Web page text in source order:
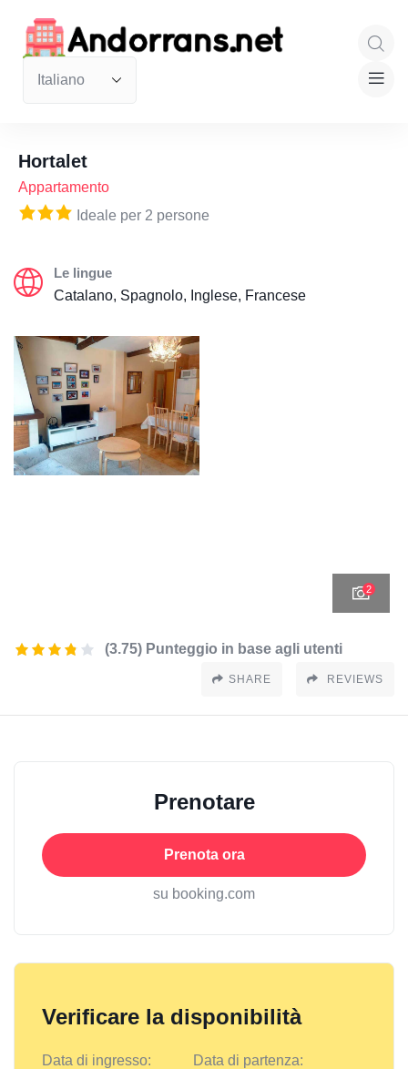
Hortalet
Appartamento
Ideale per 2 persone
Le lingue
Catalano, Spagnolo, Inglese, Francese
2
(3.75) Punteggio in base agli utenti
SHARE REVIEWS
Prenotare
Prenota ora
su booking.com
Verificare la disponibilità
Data di ingresso: Data di partenza: